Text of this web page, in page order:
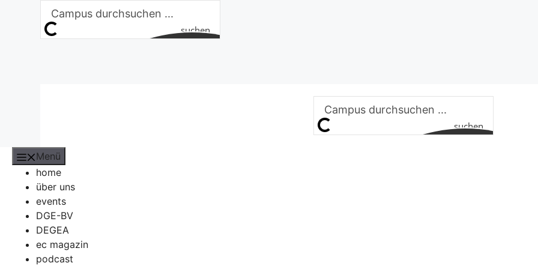
suchen
suchen
Menü
home
über uns
events
DGE-BV
DEGEA
ec magazin
podcast